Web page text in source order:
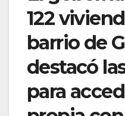
122
barrio de
destacó
para